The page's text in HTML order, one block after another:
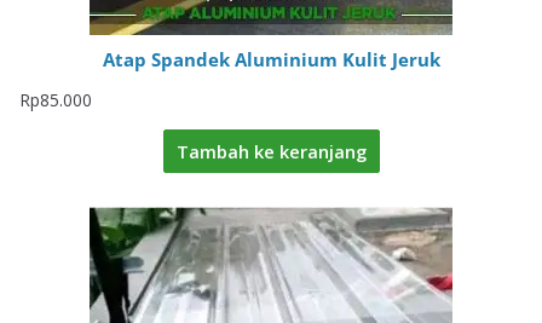
Atap Spandek Aluminium Kulit Jeruk
Rp85.000
Tambah ke keranjang